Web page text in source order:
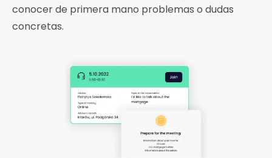
conocer de primera mano problemas o dudas
concretas.